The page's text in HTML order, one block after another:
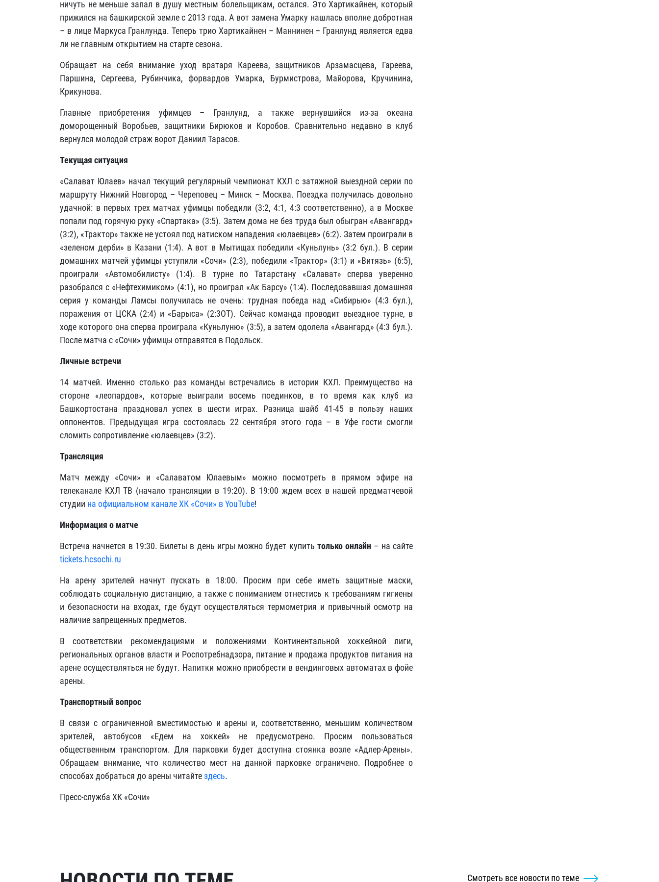
ничуть не меньше запал в душу местным болельщикам, остался. Это Хартикайнен, который
прижился на башкирской земле с 2013 года. А вот замена Умарку нашлась вполне добротная
– в лице Маркуса Гранлунда. Теперь трио Хартикайнен – Маннинен – Гранлунд является едва
ли не главным открытием на старте сезона.
Обращает на себя внимание уход вратаря Кареева, защитников Арзамасцева, Гареева,
Паршина, Сергеева, Рубинчика, форвардов Умарка, Бурмистрова, Майорова, Кручинина,
Крикунова.
Главные приобретения уфимцев – Гранлунд, а также вернувшийся из-за океана
доморощенный Воробьев, защитники Бирюков и Коробов. Сравнительно недавно в клуб
вернулся молодой страж ворот Даниил Тарасов.
Текущая ситуация
«Салават Юлаев» начал текущий регулярный чемпионат КХЛ с затяжной выездной серии по
маршруту Нижний Новгород – Череповец – Минск – Москва. Поездка получилась довольно
удачной: в первых трех матчах уфимцы победили (3:2, 4:1, 4:3 соответственно), а в Москве
попали под горячую руку «Спартака» (3:5). Затем дома не без труда был обыгран «Авангард»
(3:2), «Трактор» также не устоял под натиском нападения «юлаевцев» (6:2). Затем проиграли в
«зеленом дерби» в Казани (1:4). А вот в Мытищах победили «Куньлунь» (3:2 бул.). В серии
домашних матчей уфимцы уступили «Сочи» (2:3), победили «Трактор» (3:1) и «Витязь» (6:5),
проиграли «Автомобилисту» (1:4). В турне по Татарстану «Салават» сперва уверенно
разобрался с «Нефтехимиком» (4:1), но проиграл «Ак Барсу» (1:4). Последовавшая домашняя
серия у команды Ламсы получилась не очень: трудная победа над «Сибирью» (4:3 бул.),
поражения от ЦСКА (2:4) и «Барыса» (2:3ОТ). Сейчас команда проводит выездное турне, в
ходе которого она сперва проиграла «Куньлуню» (3:5), а затем одолела «Авангард» (4:3 бул.).
После матча с «Сочи» уфимцы отправятся в Подольск.
Личные встречи
14 матчей. Именно столько раз команды встречались в истории КХЛ. Преимущество на
стороне «леопардов», которые выиграли восемь поединков, в то время как клуб из
Башкортостана праздновал успех в шести играх. Разница шайб 41-45 в пользу наших
оппонентов. Предыдущая игра состоялась 22 сентября этого года – в Уфе гости смогли
сломить сопротивление «юлаевцев» (3:2).
Трансляция
Матч между «Сочи» и «Салаватом Юлаевым» можно посмотреть в прямом эфире на
телеканале КХЛ ТВ (начало трансляции в 19:20). В 19:00 ждем всех в нашей предматчевой
студии на официальном канале ХК «Сочи» в YouTube!
Информация о матче
Встреча начнется в 19:30. Билеты в день игры можно будет купить только онлайн – на сайте
tickets.hcsochi.ru
На арену зрителей начнут пускать в 18:00. Просим при себе иметь защитные маски,
соблюдать социальную дистанцию, а также с пониманием отнестись к требованиям гигиены
и безопасности на входах, где будут осуществляться термометрия и привычный осмотр на
наличие запрещенных предметов.
В соответствии рекомендациями и положениями Континентальной хоккейной лиги,
региональных органов власти и Роспотребнадзора, питание и продажа продуктов питания на
арене осуществляться не будут. Напитки можно приобрести в вендинговых автоматах в фойе
арены.
Транспортный вопрос
В связи с ограниченной вместимостью и арены и, соответственно, меньшим количеством
зрителей, автобусов «Едем на хоккей» не предусмотрено. Просим пользоваться
общественным транспортом. Для парковки будет доступна стоянка возле «Адлер-Арены».
Обращаем внимание, что количество мест на данной парковке ограничено. Подробнее о
способах добраться до арены читайтездесь.
Пресс-служба ХК «Сочи»
Смотреть все новости по теме